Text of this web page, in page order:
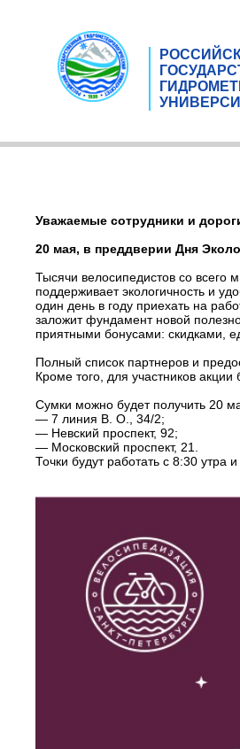
Уважаемые сотрудники и
20 мая, в преддверии Дня
Тысячи велосипедистов со всего
поддерживает экологичность и
один день в году приехать на
заложит фундамент новой
приятными бонусами: скидками,
Полный список партнеров и
Кроме того, для участников
Сумки можно будет получить 20
— 7 линия В. О., 34/2;
— Невский проспект, 92;
— Московский проспект, 21.
Точки будут работать с 8:30 утра